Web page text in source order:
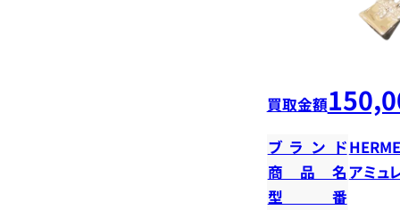
買取金額
ブランド
商品名アミュ
型番